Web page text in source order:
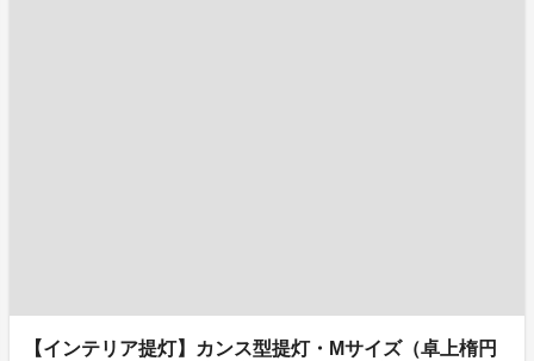
【インテリア提灯】カンス型提灯・Mサイズ（卓上楕円